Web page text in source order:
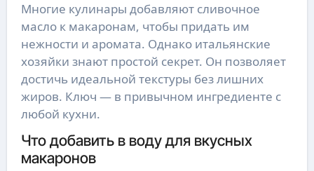
Многие кулинары добавляют сливочное
масло к макаронам, чтобы придать им
нежности и аромата. Однако итальянские
хозяйки знают простой секрет. Он позволяет
достичь идеальной текстуры без лишних
жиров. Ключ — в привычном ингредиенте с
любой кухни.
Что добавить в воду для вкусных
макаронов